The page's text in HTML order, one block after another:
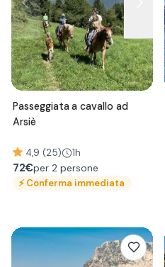
Passeggiata a cavallo ad
Arsiè
4,9 (25) 1h
72€per 2 persone
⚡Conferma immediata